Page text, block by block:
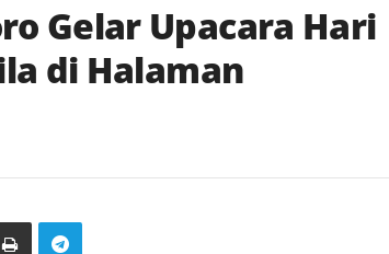
Gelar Upacara Hari
di Halaman